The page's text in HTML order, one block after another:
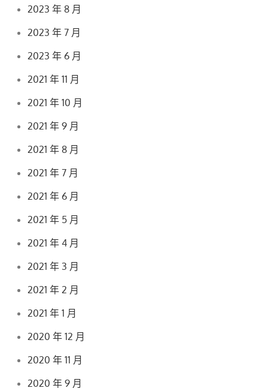
2023 年 8 月
2023 年 7 月
2023 年 6 月
2021 年 11 月
2021 年 10 月
2021 年 9 月
2021 年 8 月
2021 年 7 月
2021 年 6 月
2021 年 5 月
2021 年 4 月
2021 年 3 月
2021 年 2 月
2021 年 1 月
2020 年 12 月
2020 年 11 月
2020 年 9 月